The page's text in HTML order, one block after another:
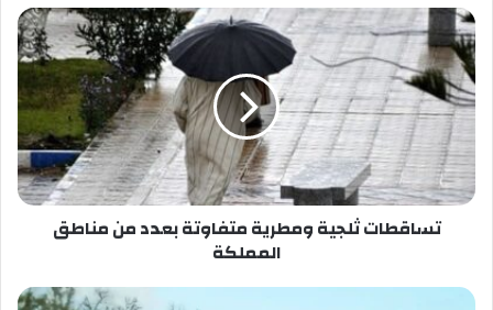
تساقطات
ثلجية
ومطرية
متفاوتة
بعدد
من
مناطق
المملكة
تساقطات ثلجية ومطرية متفاوتة بعدد من مناطق
المملكة
حافلة